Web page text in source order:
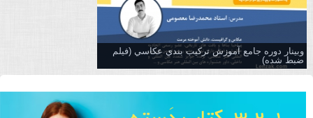
وبینار دوره جامع آموزش تركيب بندي عكاسي (فیلم
ضبط شده)